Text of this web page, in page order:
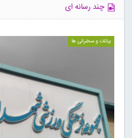
چند رسانه ای
بیانات و سخنرانی ها